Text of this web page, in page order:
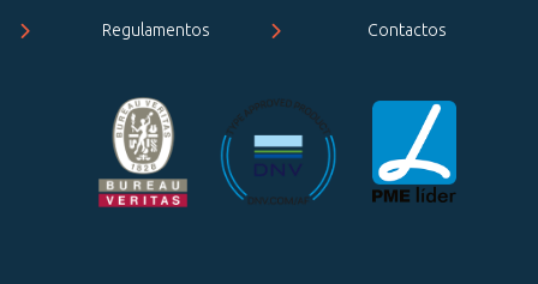
Regulamentos Contactos